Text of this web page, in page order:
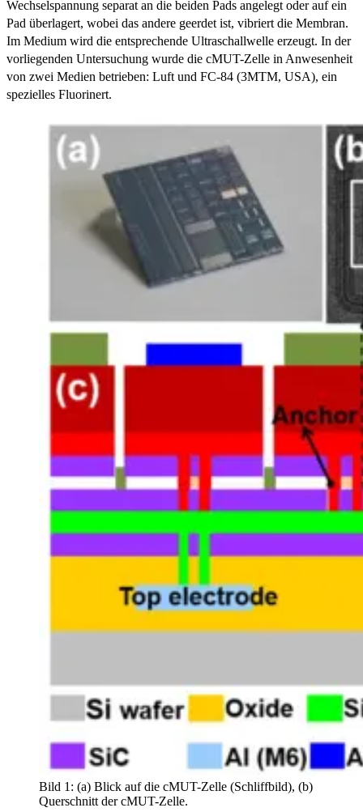
Wechselspannung separat an die beiden Pads angelegt oder auf ein
Pad überlagert, wobei das andere geerdet ist, vibriert die Membran.
Im Medium wird die entsprechende Ultraschallwelle erzeugt. In der
vorliegenden Untersuchung wurde die cMUT-Zelle in Anwesenheit
von zwei Medien betrieben: Luft und FC-84 (3MTM, USA), ein
spezielles Fluorinert.
Bild 1: (a) Blick auf die cMUT-Zelle (Schliffbild), (b)
Querschnitt der cMUT-Zelle.